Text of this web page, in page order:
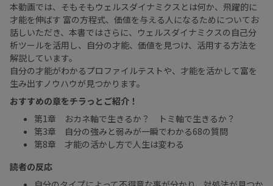
本動画では、そもそもウェルスダイナミクスとは何か、飛躍的に
才能を伸ばす 富の方程式、価値を与える人になるためについてお
話しいただき、本書ではさらに、ウェルスダイナミクスの自己分
析ツールを活用し、自分の才能、価値を見つけ、活用する方法を
解説しています。
自分の才能がわかるプロファイルテストや、才能を活かして富を
生み出すノウハウが見つかります。
おすすめの章をチラっとご紹介！
第1章 おカネ軸で生きるか？ トミ軸で生きるか？
第3章 自分の強みと弱みが一瞬でわかる68の質問
第8章 才能の活かし方で人生は変わる
読者の反応